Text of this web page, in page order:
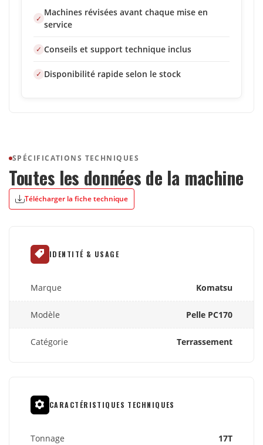
Machines révisées avant chaque mise en
service
Conseils et support technique inclus
Disponibilité rapide selon le stock
SPÉCIFICATIONS TECHNIQUES
Toutes les données de la machine
Télécharger la fiche technique
IDENTITÉ & USAGE
Marque Komatsu
Modèle Pelle PC170
Catégorie Terrassement
CARACTÉRISTIQUES TECHNIQUES
Tonnage 17T